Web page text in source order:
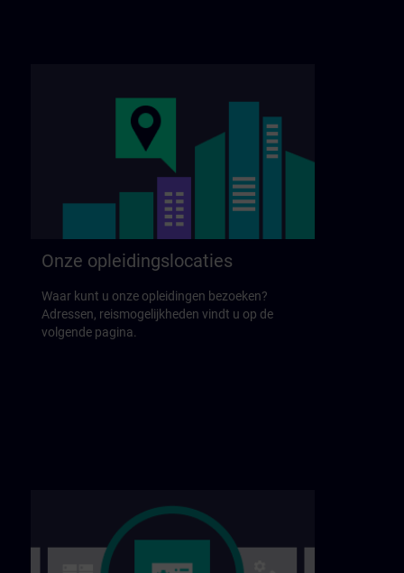
Onze opleidingslocaties
Waar kunt u onze opleidingen bezoeken?
Adressen, reismogelijkheden vindt u op de
volgende pagina.